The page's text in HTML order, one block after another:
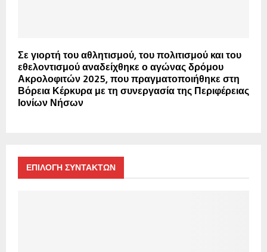
Σε γιορτή του αθλητισμού, του πολιτισμού και του
εθελοντισμού αναδείχθηκε ο αγώνας δρόμου
Ακρολοφιτών 2025, που πραγματοποιήθηκε στη
Βόρεια Κέρκυρα με τη συνεργασία της Περιφέρειας
Ιονίων Νήσων
ΕΠΙΛΟΓΗ ΣΥΝΤΑΚΤΩΝ